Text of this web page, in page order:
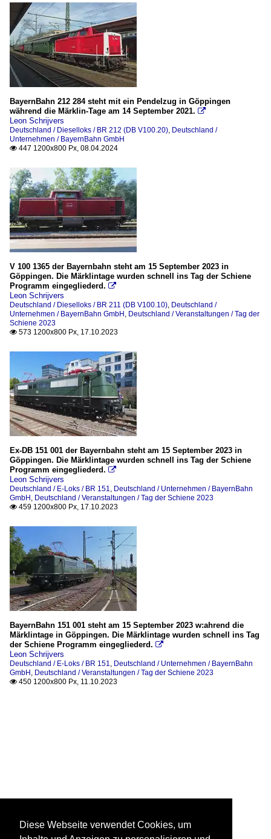
BayernBahn 212 284 steht mit ein Pendelzug in Göppingen
während die Märklin-Tage am 14 September 2021. 
Leon Schrijvers
Deutschland / Dieselloks / BR 212 (DB V100.20), Deutschland /
Unternehmen / BayernBahn GmbH
 447 1200x800 Px, 08.04.2024
V 100 1365 der Bayernbahn steht am 15 September 2023 in
Göppingen. Die Märklintage wurden schnell ins Tag der Schiene
Programm eingegliederd. 
Leon Schrijvers
Deutschland / Dieselloks / BR 211 (DB V100.10), Deutschland /
Unternehmen / BayernBahn GmbH, Deutschland / Veranstaltungen / Tag der
Schiene 2023
 573 1200x800 Px, 17.10.2023
Ex-DB 151 001 der Bayernbahn steht am 15 September 2023 in
Göppingen. Die Märklintage wurden schnell ins Tag der Schiene
Programm eingegliederd. 
Leon Schrijvers
Deutschland / E-Loks / BR 151, Deutschland / Unternehmen / BayernBahn
GmbH, Deutschland / Veranstaltungen / Tag der Schiene 2023
 459 1200x800 Px, 17.10.2023
BayernBahn 151 001 steht am 15 September 2023 w:ahrend die
Märklintage in Göppingen. Die Märklintage wurden schnell ins Tag
der Schiene Programm eingegliederd. 
Leon Schrijvers
Deutschland / E-Loks / BR 151, Deutschland / Unternehmen / BayernBahn
GmbH, Deutschland / Veranstaltungen / Tag der Schiene 2023
 450 1200x800 Px, 11.10.2023
Diese Webseite verwendet Cookies, um